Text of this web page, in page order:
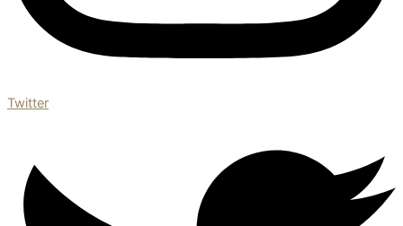
Twitter